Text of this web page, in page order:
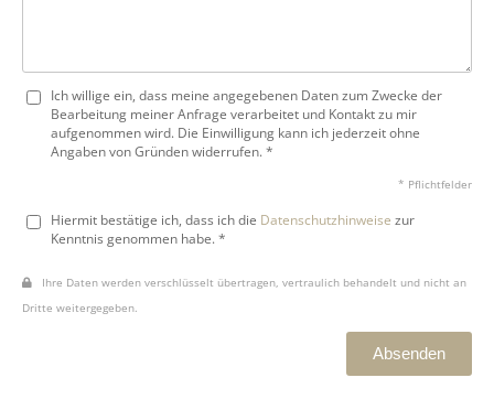
Ich willige ein, dass meine angegebenen Daten zum Zwecke der
Bearbeitung meiner Anfrage verarbeitet und Kontakt zu mir
aufgenommen wird. Die Einwilligung kann ich jederzeit ohne
Angaben von Gründen widerrufen. *
* Pflichtfelder
Hiermit bestätige ich, dass ich die Datenschutzhinweise zur
Kenntnis genommen habe. *
Ihre Daten werden verschlüsselt übertragen, vertraulich behandelt und nicht an
Dritte weitergegeben.
Absenden